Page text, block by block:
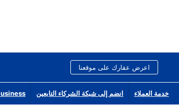
اعرض عقارك على موقعنا
خدمة العملاء انضم إلى شبكة الشركاء التابعين